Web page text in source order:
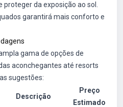
proteger da exposição ao sol.
garantirá mais conforto e
gama de opções de
aconchegantes até resorts
sugestões:
Descrição
Preço
Estimado